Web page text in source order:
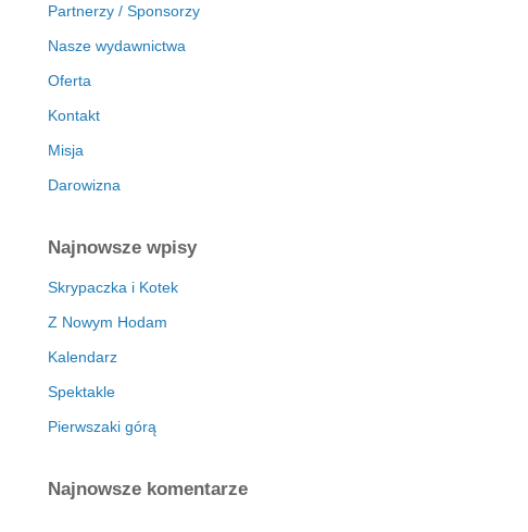
Partnerzy / Sponsorzy
Nasze wydawnictwa
Oferta
Kontakt
Misja
Darowizna
Najnowsze wpisy
Skrypaczka i Kotek
Z Nowym Hodam
Kalendarz
Spektakle
Pierwszaki górą
Najnowsze komentarze